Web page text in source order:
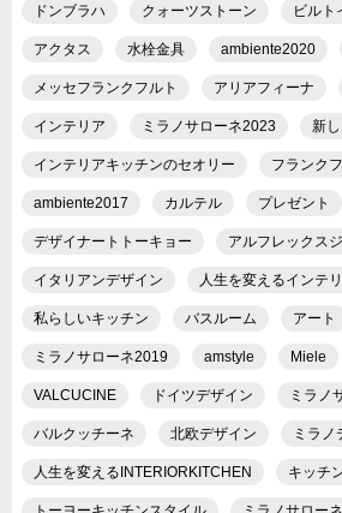
ドンブラハ クォーツストーン ビルト
アクタス 水栓金具 ambiente2020
メッセフランクフルト アリアフィーナ
インテリア ミラノサローネ2023 新
インテリアキッチンのセオリー フランク
ambiente2017 カルテル プレゼント
デザイナートトーキョー アルフレックス
イタリアンデザイン 人生を変えるインテ
私らしいキッチン バスルーム アート
ミラノサローネ2019 amstyle Miele
VALCUCINE ドイツデザイン ミラノ
バルクッチーネ 北欧デザイン ミラノ
人生を変えるINTERIORKITCHEN キッチ